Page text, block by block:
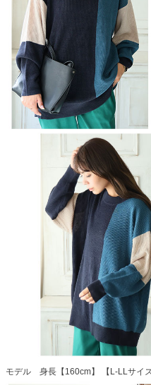
モデル 身長【160cm】 【L-LLサイズ